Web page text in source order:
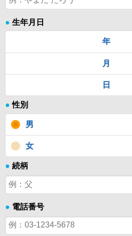
● 生年月日
年
月
日
● 性別
男
女
● 続柄
● 電話番号